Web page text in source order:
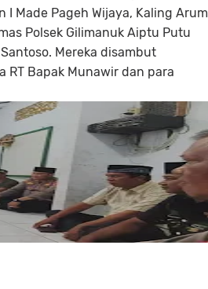
I Made Pageh Wijaya, Kaling Arum
Polsek Gilimanuk Aiptu Putu
Mereka disambut
RT Bapak Munawir dan para